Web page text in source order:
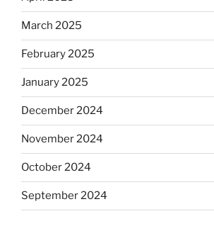
March 2025
February 2025
January 2025
December 2024
November 2024
October 2024
September 2024